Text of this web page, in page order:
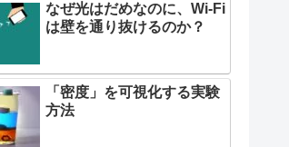
なぜ光はだめなのに、Wi-Fi
は壁を通り抜けるのか？
「密度」を可視化する実験
方法